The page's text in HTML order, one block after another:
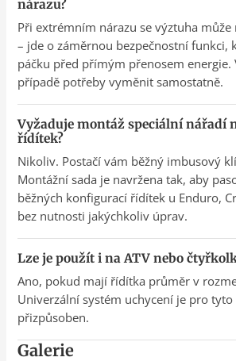
nárazu?
Při extrémním nárazu se výztuha
– jde o záměrnou bezpečnostní funkci,
páčku před přímým přenosem energie.
případě potřeby vyměnit samostatně.
Vyžaduje montáž speciální nářadí
řídítek?
Nikoliv. Postačí vám běžný imbusový
Montážní sada je navržena tak, aby
běžných konfigurací řídítek u Enduro,
bez nutnosti jakýchkoliv úprav.
Lze je použít i na ATV nebo
Ano, pokud mají řídítka průměr v
Univerzální systém uchycení je pro
přizpůsoben.
Galerie